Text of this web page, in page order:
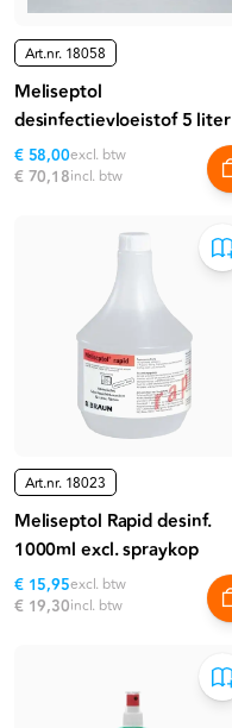
Art.nr. 18058
Meliseptol
desinfectievloeistof 5 liter
€ 58,00excl. btw
€ 70,18incl. btw
Art.nr. 18023
Meliseptol Rapid desinf.
1000ml excl. spraykop
€ 15,95excl. btw
€ 19,30incl. btw